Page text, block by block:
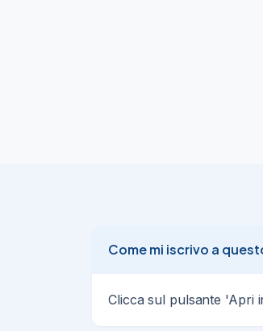
#Angeliño
Come mi iscrivo a
Clicca sul pulsante 'Apri